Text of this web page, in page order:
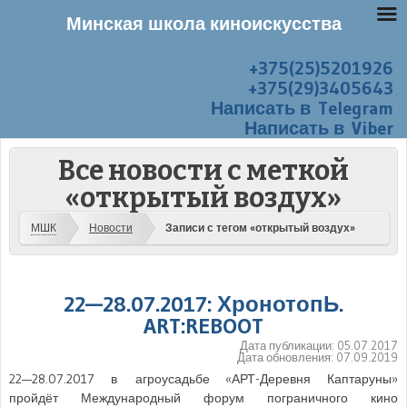
+375(25)5201926
+375(29)3405643
Написать в Telegram
Написать в Viber
Все новости с меткой
«открытый воздух»
МШК Новости Записи с тегом «открытый воздух»
22—28.07.2017: ХронотопЬ.
ART:REBOOT
Дата публикации: 05.07.2017
Дата обновления: 07.09.2019
22—28.07.2017 в агроусадьбе «АРТ-Деревня Каптаруны»
пройдёт Международный форум пограничного кино
Минская школа киноискусства